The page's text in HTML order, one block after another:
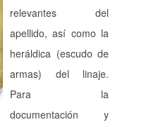
relevantes del
apellido, así como la
heráldica (escudo de
armas) del linaje.
Para la
documentación y